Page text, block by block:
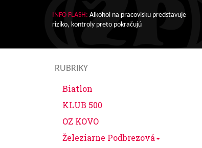
INFO FLASH: Alkohol na pracovisku predstavuje
riziko, kontroly preto pokračujú
RUBRIKY
Biatlon
KLUB 500
OZ KOVO
Železiarne Podbrezová